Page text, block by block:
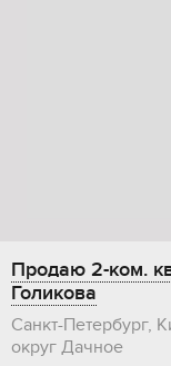
Продаю 2-ком.
Голикова
Санкт-Петербург,
округ Дачное